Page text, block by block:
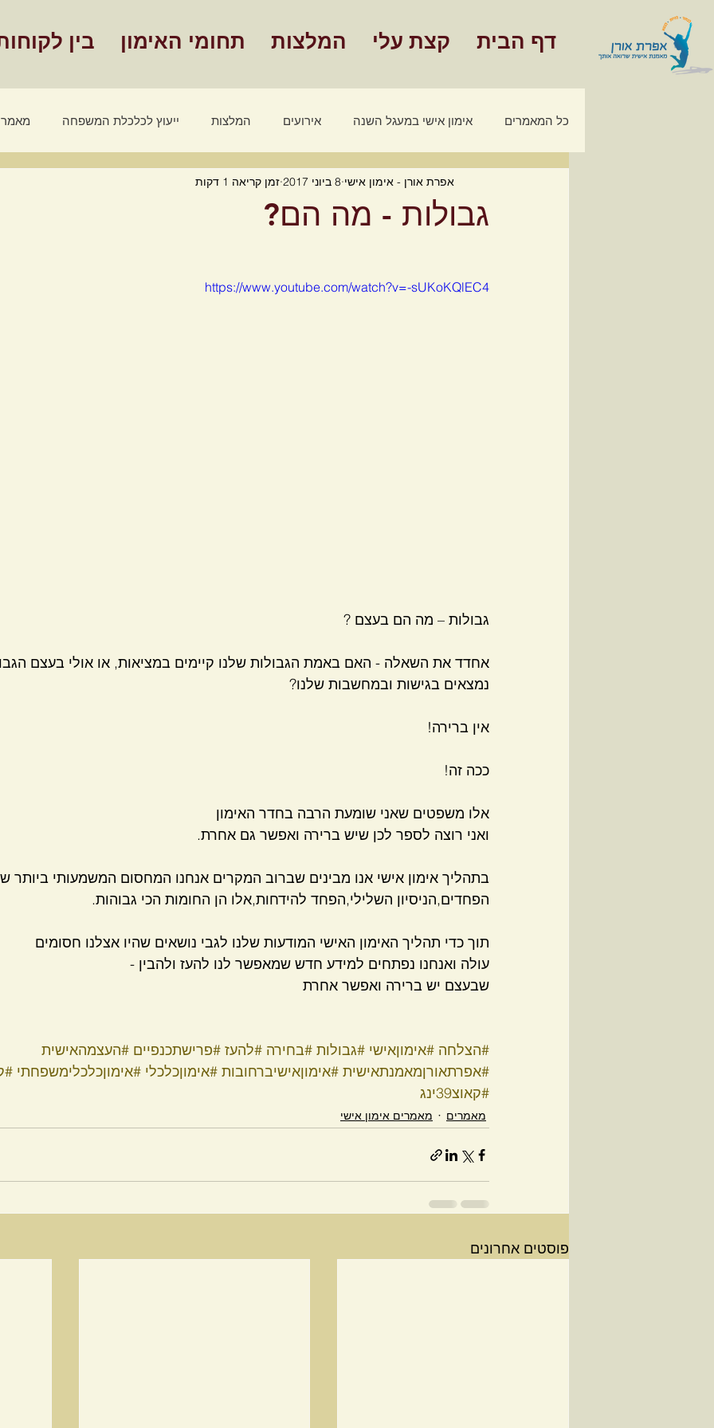
דף הבית קצת עלי המלצות תחומי האימון בין
כל המאמרים אימון אישי במעגל השנה אירועים המלצות ייעוץ לכלכלת המשפחה
מאמרים - אימון כלכלי משפחתי מאמרים אימון אישי סרטונים - אימון אישי
גבולות - מה הם?
אפרת אורן - אימון אישי 8 ביוני 2017 זמן קריאה 1 דקות
https://www.youtube.com/watch?v=-sUKoKQlEC4
גבולות – מה הם בעצם ?
אחדד את השאלה - האם באמת הגבולות שלנו קיימים במציאות, או אולי בעצם
נמצאים בגישות ובמחשבות שלנו?
אין ברירה!
ככה זה!
אלו משפטים שאני שומעת הרבה בחדר האימון
ואני רוצה לספר לכן שיש ברירה ואפשר גם אחרת.
בתהליך אימון אישי אנו מבינים שברוב המקרים אנחנו המחסום המשמעותי ביותר
הפחדים,הניסיון השלילי,הפחד להידחות,אלו הן החומות הכי גבוהות.
תוך כדי תהליך האימון האישי המודעות שלנו לגבי נושאים שהיו אצלנו חסומים
עולה ואנחנו נפתחים למידע חדש שמאפשר לנו להעז ולהבין -
שבעצם יש ברירה ואפשר אחרת
#הצלחה #אימוןאישי #גבולות #בחירה #להעז #פרישתכנפיים #העצמהאישית
#אפרתאורןמאמנתאישית #אימוןאישיברחובות #אימוןכלכלי #אימוןכלכלימשפחתי
#קאוצ39ינג
מאמרים מאמרים אימון אישי
פוסטים אחרונים